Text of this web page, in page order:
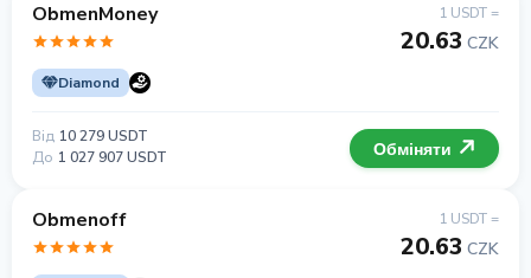
ObmenMoney
Diamond
1 USDT =
20.63 CZK
Від 10 279 USDT
До 1 027 907 USDT Обміняти
Obmenoff 1 USDT =
20.63 CZK